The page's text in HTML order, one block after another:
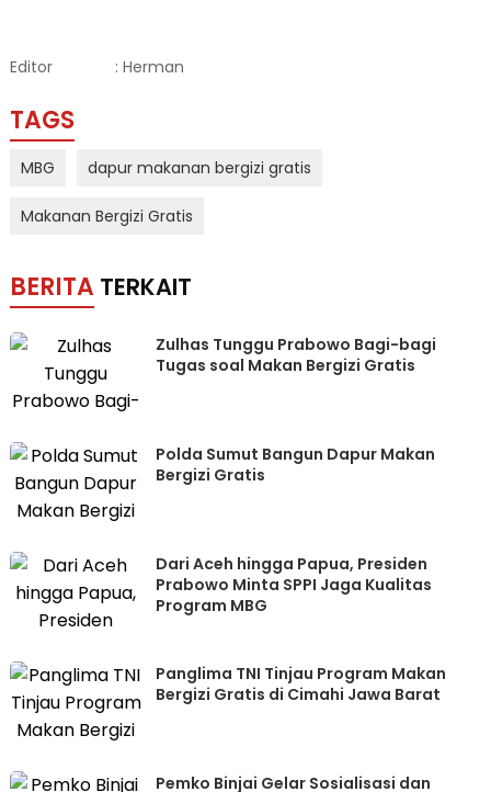
Editor : Herman
TAGS
MBG dapur makanan bergizi gratis
Makanan Bergizi Gratis
BERITA TERKAIT
Zulhas Tunggu Prabowo Bagi-bagi
Tugas soal Makan Bergizi Gratis
Polda Sumut Bangun Dapur Makan
Bergizi Gratis
Dari Aceh hingga Papua, Presiden
Prabowo Minta SPPI Jaga Kualitas
Program MBG
Panglima TNI Tinjau Program Makan
Bergizi Gratis di Cimahi Jawa Barat
Pemko Binjai Gelar Sosialisasi dan